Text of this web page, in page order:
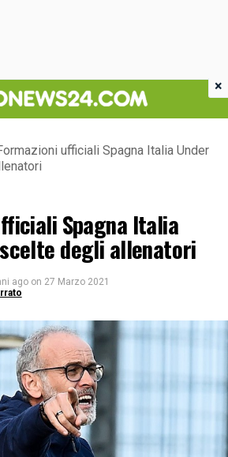
ufficiali Spagna Italia Under
Spagna Italia
degli allenatori
ago on 27 Marzo 2021
×